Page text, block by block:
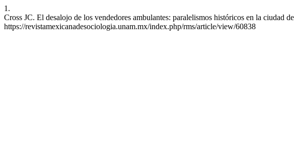
1.
Cross JC. El desalojo de los vendedores ambulantes: paralelismos históricos en la
https://revistamexicanadesociologia.unam.mx/index.php/rms/article/view/60838